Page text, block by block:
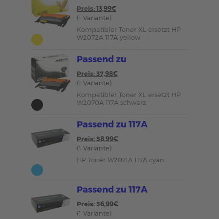
Preis: 13,99€
(1 Variante)
Kompatibler Toner XL ersetzt HP
W2072A 117A yellow
Passend zu
Preis: 37,98€
(1 Variante)
Kompatibler Toner XL ersetzt HP
W2070A 117A schwarz
Passend zu 117A
Preis: 58,99€
(1 Variante)
HP Toner W2071A 117A cyan
Passend zu 117A
Preis: 56,99€
(1 Variante)